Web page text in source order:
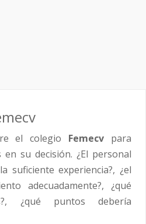
el colegio Femecv para
su decisión. ¿El personal
suficiente experiencia?, ¿el
adecuadamente?, ¿qué
¿qué puntos debería